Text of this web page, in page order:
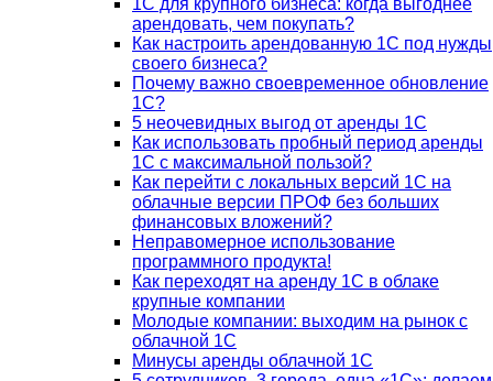
1С для крупного бизнеса: когда выгоднее
арендовать, чем покупать?
Как настроить арендованную 1С под нужды
своего бизнеса?
Почему важно своевременное обновление
1С?
5 неочевидных выгод от аренды 1С
Как использовать пробный период аренды
1С с максимальной пользой?
Как перейти с локальных версий 1С на
облачные версии ПРОФ без больших
финансовых вложений?
Неправомерное использование
программного продукта!
Как переходят на аренду 1С в облаке
крупные компании
Молодые компании: выходим на рынок с
облачной 1С
Минусы аренды облачной 1С